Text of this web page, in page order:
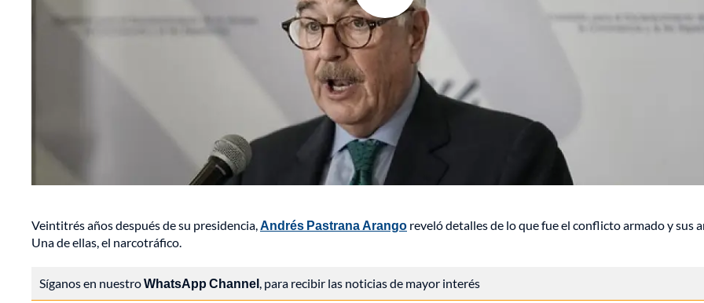
Veintitrés años después de su presidencia,Andrés Pastrana Arango reveló detalles de lo que fue el conflicto armado y sus
Una de ellas, el narcotráfico.
Síganos en nuestroWhatsApp Channel, para recibir las noticias de mayor interés